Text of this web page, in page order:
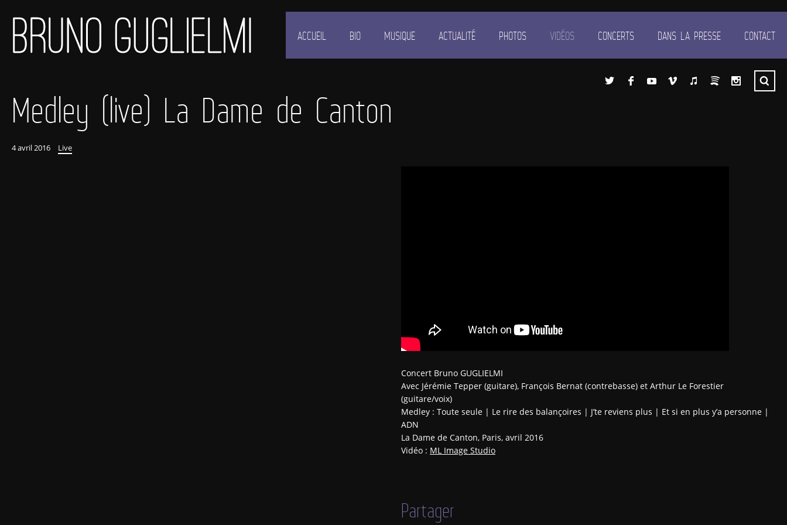
ACCUEIL BIO MUSIQUE ACTUALITÉ PHOTOS VIDÉOS CONCERTS DANS LA PRESSE CONTACT
Medley (live) La Dame de Canton
4 avril 2016 Live
Concert Bruno GUGLIELMI
Avec Jérémie Tepper (guitare), François Bernat (contrebasse) et Arthur Le Forestier
(guitare/voix)
Medley : Toute seule | Le rire des balançoires | J’te reviens plus | Et si en plus y’a personne |
ADN
La Dame de Canton, Paris, avril 2016
Vidéo : ML Image Studio
Partager